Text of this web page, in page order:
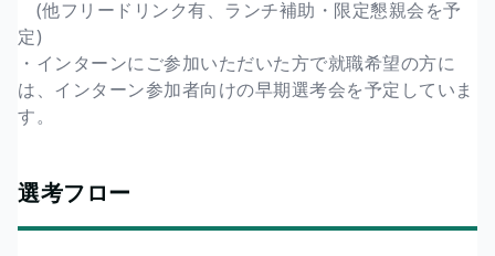
(他フリードリンク有、ランチ補助・限定懇親会を予
定)
・インターンにご参加いただいた方で就職希望の方に
は、インターン参加者向けの早期選考会を予定していま
す。
選考フロー